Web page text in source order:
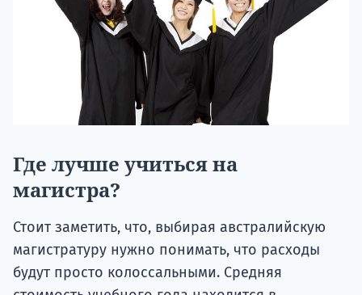
Где лучше учиться на
магистра?
Стоит заметить, что, выбирая австралийскую
магистратуру нужно понимать, что расходы
будут просто колоссальными. Средняя